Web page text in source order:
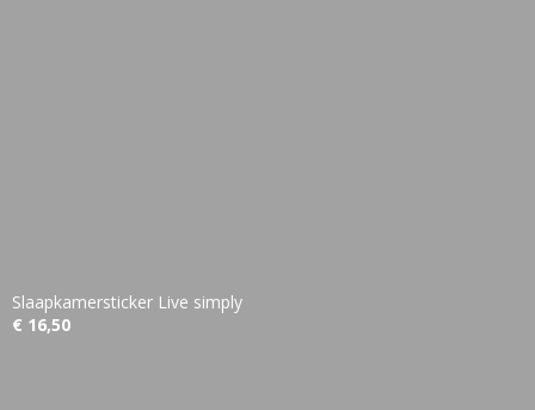
Slaapkamersticker Live simply
€ 16,50